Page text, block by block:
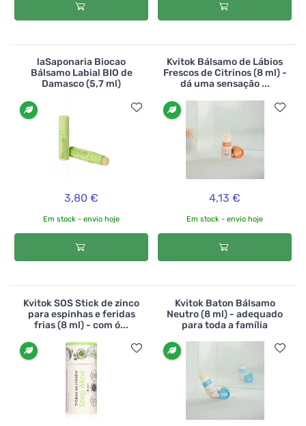
laSaponaria Biocao
Bálsamo Labial BIO de
Damasco (5,7 ml)
3,80 €
Em stock - envio hoje
Kvitok Bálsamo de Lábios
Frescos de Citrinos (8 ml) -
dá uma sensação ...
4,13 €
Em stock - envio hoje
Kvitok SOS Stick de zinco
para espinhas e feridas
frias (8 ml) - com ó...
Kvitok Baton Bálsamo
Neutro (8 ml) - adequado
para toda a família